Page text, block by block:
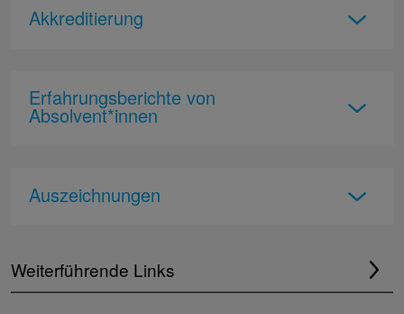
Akkreditierung
Erfahrungsberichte von
Absolvent*innen
Auszeichnungen
Weiterführende Links